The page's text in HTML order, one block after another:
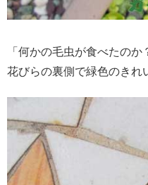
「何かの毛虫が食べたのか
花びらの裏側で緑色のきれ